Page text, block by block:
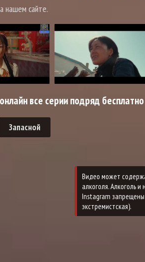
нашем сайте.
все серии подряд
Запасной
Видео может
алкоголя. Алкоголь
Instagram
экстремистская).